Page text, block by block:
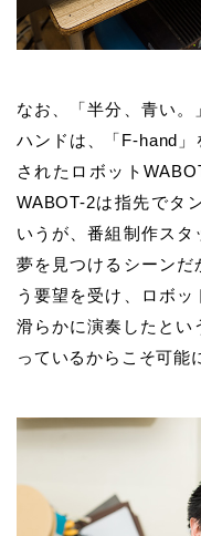
なお、「半分、青い。
ハンドは、「F-hand
されたロボット
WABOT-2は指先でタ
いうが、番組制作ス
夢を見つけるシーンだ
う要望を受け、ロボッ
滑らかに演奏したとい
っているからこそ可能